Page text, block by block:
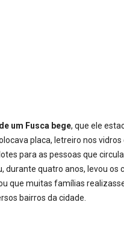
um Fusca bege, que ele
placa, letreiro nos
para as pessoas que
durante quatro anos, levou os
que muitas famílias
bairros da cidade.